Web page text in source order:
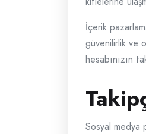
İçerik
güvenilirlik ve
hesabınızın
Sosyal medya